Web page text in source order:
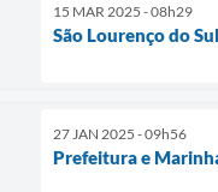
15 MAR 2025 - 08h29
São Lourenço do
27 JAN 2025 - 09h56
Prefeitura e